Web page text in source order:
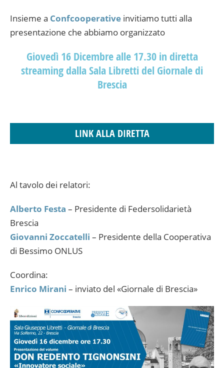
Insieme a Confcooperative invitiamo tutti alla
presentazione che abbiamo organizzato
Giovedì 16 Dicembre alle 17.30 in diretta
streaming dalla Sala Libretti del Giornale di
Brescia
LINK ALLA DIRETTA
Al tavolo dei relatori:
Alberto Festa – Presidente di Federsolidarietà
Brescia
Giovanni Zoccatelli – Presidente della Cooperativa
di Bessimo ONLUS
Coordina:
Enrico Mirani – inviato del «Giornale di Brescia»